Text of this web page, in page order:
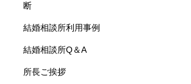
断
結婚相談所利用事例
結婚相談所Q＆A
所長ご挨拶